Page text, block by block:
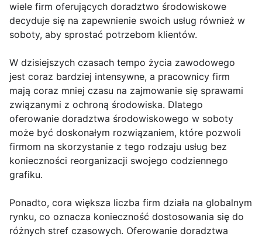
wiele firm oferujących doradztwo środowiskowe
decyduje się na zapewnienie swoich usług również w
soboty, aby sprostać potrzebom klientów.
W dzisiejszych czasach tempo życia zawodowego
jest coraz bardziej intensywne, a pracownicy firm
mają coraz mniej czasu na zajmowanie się sprawami
związanymi z ochroną środowiska. Dlatego
oferowanie doradztwa środowiskowego w soboty
może być doskonałym rozwiązaniem, które pozwoli
firmom na skorzystanie z tego rodzaju usług bez
konieczności reorganizacji swojego codziennego
grafiku.
Ponadto, cora większa liczba firm działa na globalnym
rynku, co oznacza konieczność dostosowania się do
różnych stref czasowych. Oferowanie doradztwa